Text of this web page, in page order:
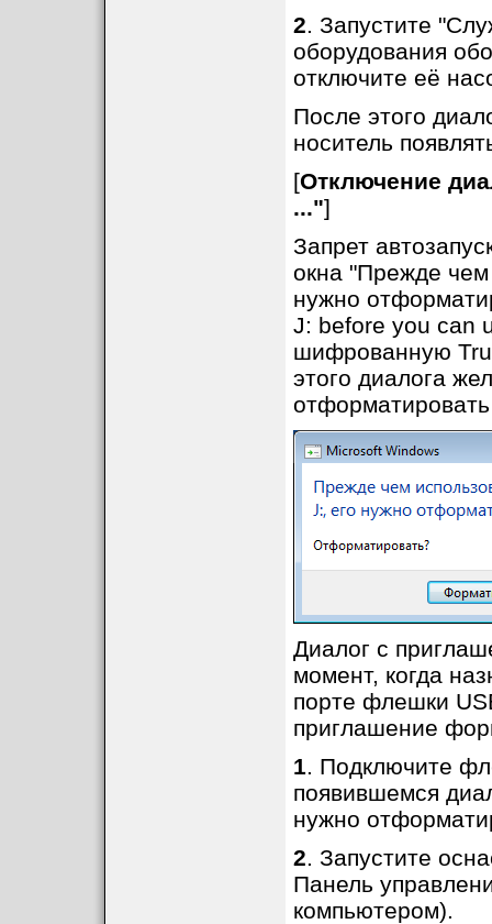
2. Запустите
оборудования
отключите её
После этого
носитель
[Отключение
..."]
Запрет
окна "Прежде чем
нужно
J: before you can
шифрованную
этого диалога
отформатировать
Диалог с
момент, когда
порте флешки
приглашение
1. Подключите
появившемся
нужно
2. Запустите
Панель
компьютером).